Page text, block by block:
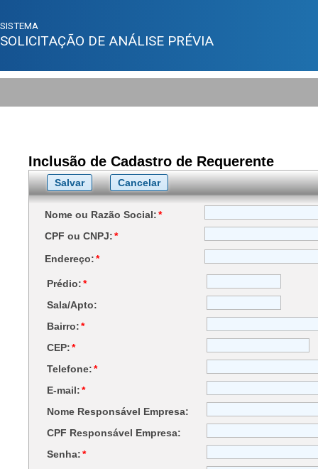
SISTEMA
SOLICITAÇÃO DE ANÁLISE PRÉVIA
Inclusão de Cadastro de Requerente
Nome ou Razão Social:*
CPF ou CNPJ:*
Endereço:*
Prédio:*
Sala/Apto:
Bairro:*
CEP:*
Telefone:*
E-mail:*
Nome Responsável Empresa:
CPF Responsável Empresa:
Senha:*